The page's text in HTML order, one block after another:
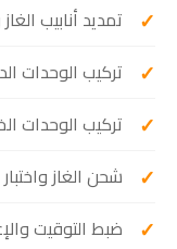
تمديد أنابيب
تركيب الوحدات
تركيب الوحدات
شحن الغاز
ضبط التوقيت